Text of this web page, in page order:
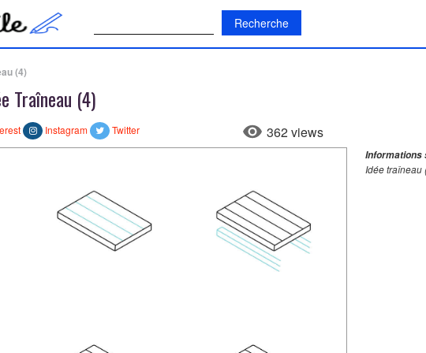
(4)
Traîneau (4)
Instagram Twitter 362 views
Informations
Idée traîneau